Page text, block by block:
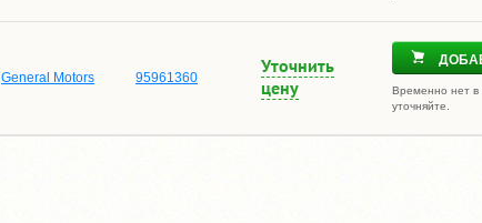
General Motors 95961360
Уточнить
цену
Временно нет в
уточняйте.